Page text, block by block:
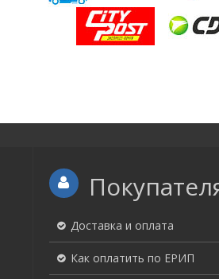
Доставка и оплата
Как оплатить по ЕРИП